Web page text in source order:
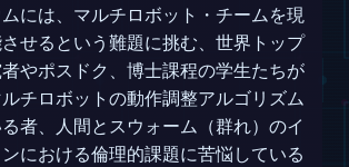
には、マルチロボット・チームを現
せるという難題に挑む、世界トップ
やポスドク、博士課程の学生たちが
チロボットの動作調整アルゴリズム
者、人間とスウォーム（群れ）のイ
における倫理的課題に苦悩している